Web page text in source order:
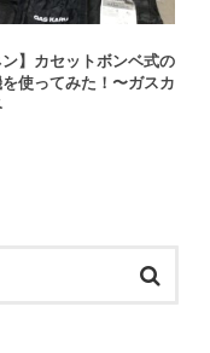
ン】カセットボンベ式の
使ってみた！〜ガスカ